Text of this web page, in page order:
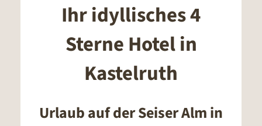
Ihr idyllisches 4
Sterne Hotel in
Kastelruth
Urlaub auf der Seiser Alm in